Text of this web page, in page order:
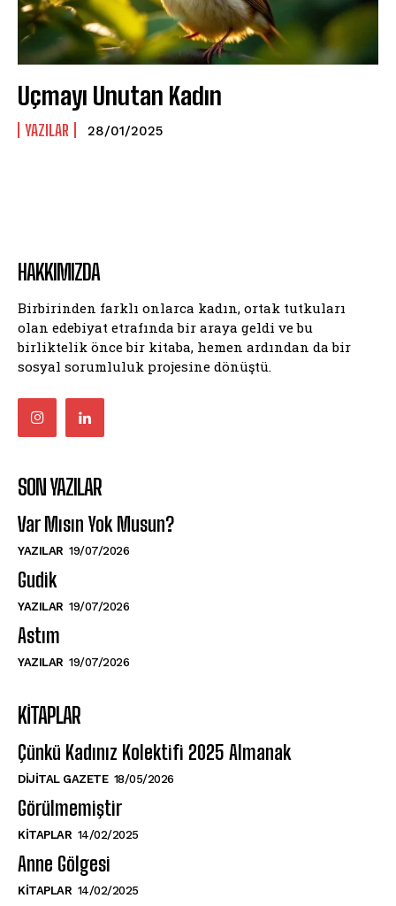
Uçmayı Unutan Kadın
YAZILAR 28/01/2025
HAKKIMIZDA
Birbirinden farklı onlarca kadın, ortak tutkuları
olan edebiyat etrafında bir araya geldi ve bu
birliktelik önce bir kitaba, hemen ardından da bir
sosyal sorumluluk projesine dönüştü.
SON YAZILAR
Var Mısın Yok Musun?
YAZILAR 19/07/2026
Gudik
YAZILAR 19/07/2026
Astım
YAZILAR 19/07/2026
KITAPLAR
Çünkü Kadınız Kolektifi 2025 Almanak
DIJITAL GAZETE 18/05/2026
Görülmemiştir
KITAPLAR 14/02/2025
Anne Gölgesi
KITAPLAR 14/02/2025